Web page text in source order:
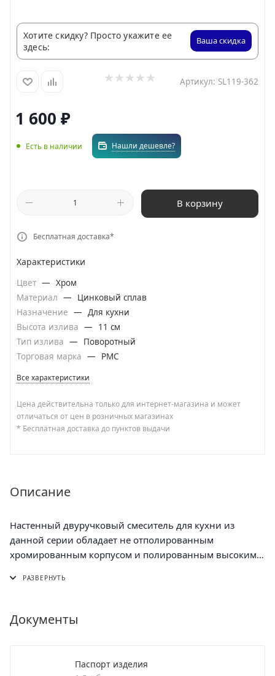
Хотите скидку? Просто укажите ее
здесь:
Ваша скидка
Артикул: SL119-362
1 600 ₽
Есть в наличии Нашли дешевле?
В корзину
Бесплатная доставка*
Характеристики
Цвет — Хром
Материал —
Цинковый сплав
Назначение — Для кухни
Высота излива —
11 см
Тип излива —
Поворотный
Торговая марка — РМС
Все характеристики
Цена действительна только для интернет-магазина и может
отличаться от цен в розничных магазинах
* Бесплатная доставка до пунктов выдачи
Описание
Настенный двуручковый смеситель для кухни из
данной серии обладает не отполированным
хромированным корпусом и полированным высоким
При производстве смесителей ТМ РМС используются
проходят процесс гальванизации, что придает им
большую износостойкость и улучшает
вид, а уход за ней сводится к протиранию мягкой
Документы
Паспорт изделия